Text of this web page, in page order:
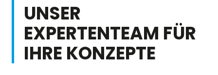
UNSER
EXPERTENTEAM FÜR
IHRE KONZEPTE